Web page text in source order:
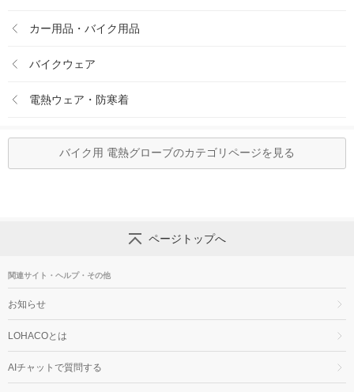
カー用品・バイク用品
バイクウェア
電熱ウェア・防寒着
バイク用 電熱グローブのカテゴリページを見る
ページトップへ
関連サイト・ヘルプ・その他
お知らせ
LOHACOとは
AIチャットで質問する